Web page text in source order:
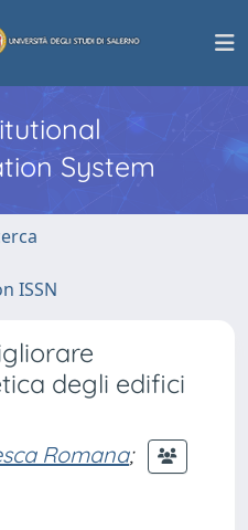
System
ISSN
degli edifici
Romana;